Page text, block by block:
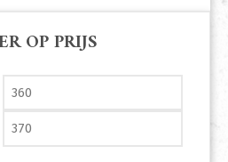
OP PRIJS
Min. prijs